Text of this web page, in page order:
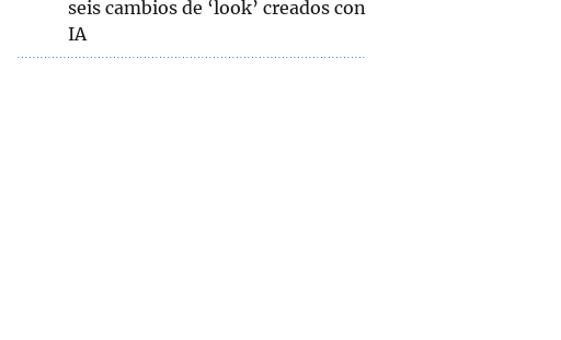
seis cambios de ‘look’ creados con
IA